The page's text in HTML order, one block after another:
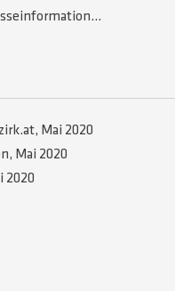
Mai 2020
Mai 2020
2020